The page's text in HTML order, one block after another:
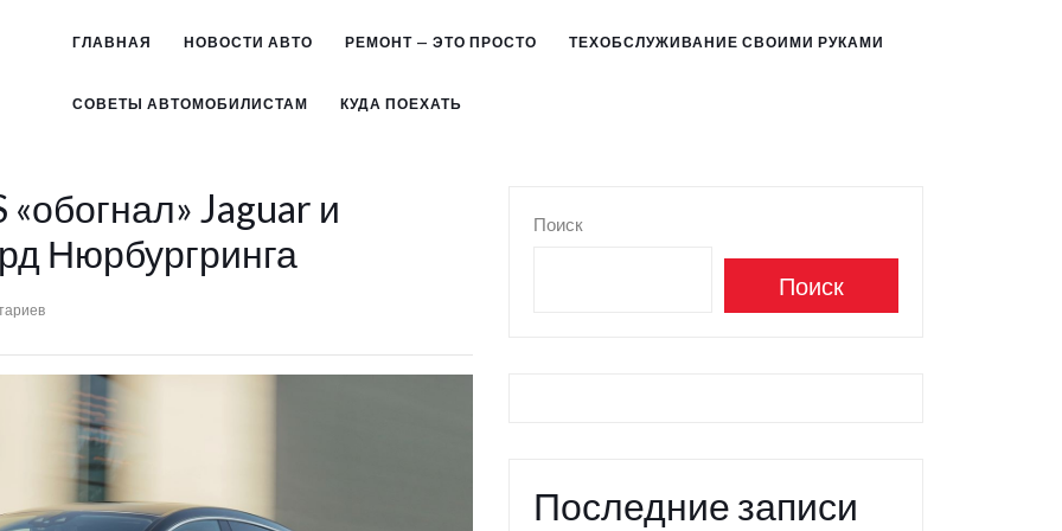
ГЛАВНАЯ НОВОСТИ АВТО РЕМОНТ — ЭТО ПРОСТО ТЕХОБСЛУЖИВАНИЕ СВОИМИ РУКАМИ
СОВЕТЫ АВТОМОБИЛИСТАМ КУДА ПОЕХАТЬ
Jaguar и
Нюрбургринга
Поиск
Поиск
Последние записи